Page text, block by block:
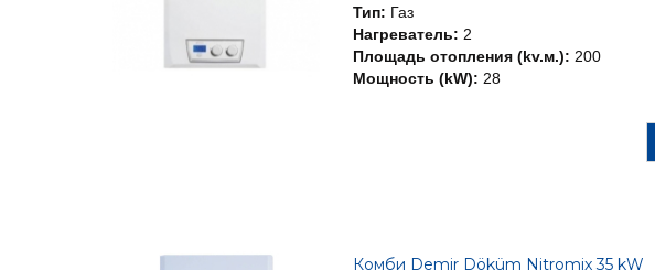
Тип: Газ
Нагреватель: 2
Площадь отопления (kv.м.): 200
Мощность (kW): 28
Комби Demir Döküm Nitromix 35 kW